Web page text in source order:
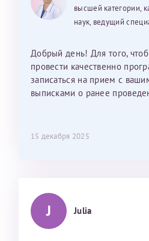
высшей категории,
наук, ведущий
Добрый день! Для того,
провести качественно
записаться на прием с
выписками о ранее
15 декабря 2025
J Julia